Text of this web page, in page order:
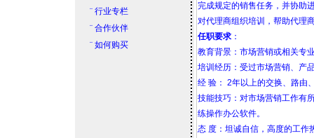
¨ 行业专栏
¨ 合作伙伴
¨ 如何购买
完成规定的销售任务，并协助
对代理商组织培训，帮助代理
任职要求 ：
教育背景：市场营销或相关专
培训经历：受过市场营销、产
经 验： 2年以上的交换、路由
技能技巧：对市场营销工作有
练操作办公软件。
态 度：坦诚自信，高度的工作